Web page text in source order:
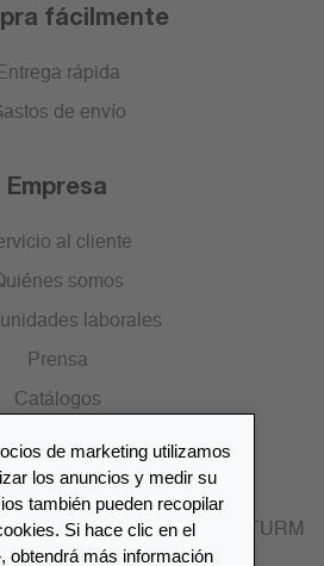
fácilmente
Entrega rápida
de envío
Empresa
al cliente
somos
laborales
Prensa
Catálogos
distribuidores
más cercano LEUCHTTURM
de marketing utilizamos
los anuncios y medir su
también pueden recopilar
Si hace clic en el
obtendrá más información